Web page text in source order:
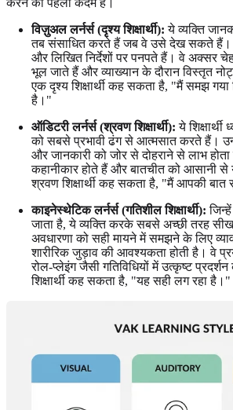
करने का पहला कदम है।
विज़ुअल लर्नर्स (दृश्य शिक्षार्थी): ये व्यक्ति
तब संसाधित करते हैं जब वे उसे देख सकते हैं।
और लिखित निर्देशों पर पनपते हैं। वे अक्सर
भूल जाते हैं और व्याख्यान के दौरान विस्तृत
एक दृश्य शिक्षार्थी कह सकता है, "मैं समझ
है।"
ऑडिटरी लर्नर्स (श्रवण शिक्षार्थी): ये
को सबसे प्रभावी ढंग से आत्मसात करते हैं।
और जानकारी को जोर से दोहराने से लाभ
कहानीकार होते हैं और बातचीत को आसानी
श्रवण शिक्षार्थी कह सकता है, "मैं आपकी बात
काइनेस्थेटिक लर्नर्स (गतिशील शिक्षार्थी): जिन्हें
जाता है, ये व्यक्ति करके सबसे अच्छी तरह
अवधारणा को सही मायने में समझने के लिए
शारीरिक जुड़ाव की आवश्यकता होती है। वे
रोल-प्लेइंग जैसी गतिविधियों में उत्कृष्ट
शिक्षार्थी कह सकता है, "यह सही लग रहा है।"